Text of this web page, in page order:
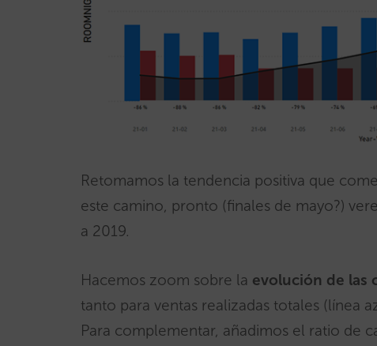
Retomamos la tendencia positiva que
este camino, pronto (finales de mayo?)
a 2019.
Hacemos zoom sobre la evolución de las
tanto para ventas realizadas totales (línea
Para complementar, añadimos el ratio de